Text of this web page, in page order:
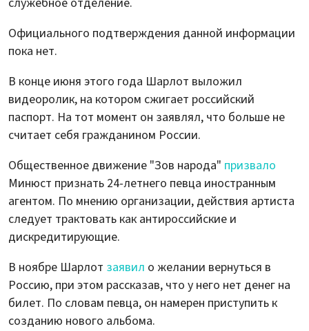
Официального подтверждения данной информации
пока нет.
В конце июня этого года Шарлот выложил
видеоролик, на котором сжигает российский
паспорт. На тот момент он заявлял, что больше не
считает себя гражданином России.
Общественное движение "Зов народа" призвало
Минюст признать 24-летнего певца иностранным
агентом. По мнению организации, действия артиста
следует трактовать как антироссийские и
дискредитирующие.
В ноябре Шарлот заявил о желании вернуться в
Россию, при этом рассказав, что у него нет денег на
билет. По словам певца, он намерен приступить к
созданию нового альбома.